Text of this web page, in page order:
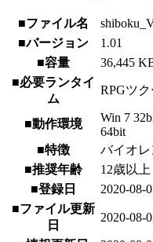
■ファイル名
■バージョン
1.01
■容量
36,445
■必要ランタイ
ム
RPGツ
■動作環境
Win 7
64bit
■特徴
バイオレ
■推奨年齢
12歳以上
■登録日
2020-08-
■ファイル更新
日
2020-08-